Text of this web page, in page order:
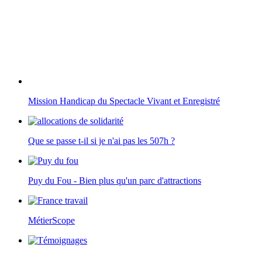
Mission Handicap du Spectacle Vivant et Enregistré
Que se passe t-il si je n'ai pas les 507h ?
Puy du Fou - Bien plus qu'un parc d'attractions
MétierScope